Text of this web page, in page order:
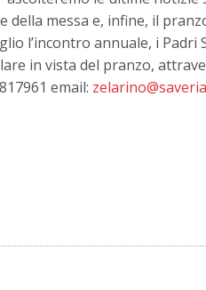
della messa e, infine, il
l’incontro annuale, i
in vista del pranzo,
email: